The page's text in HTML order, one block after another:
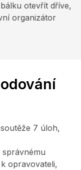
otevřít dříve,
organizátor
7 úloh,
správnému
opravovateli,